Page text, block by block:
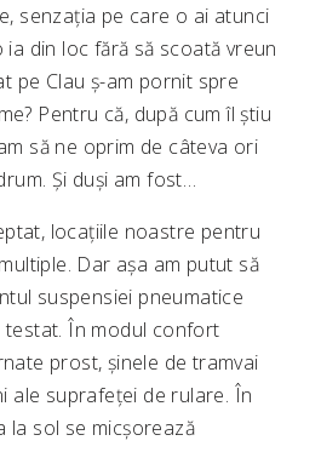
senzația pe care o ai atunci
din loc fără să scoată vreun
pe Clau ș-am pornit spre
Pentru că, după cum îl știu
să ne oprim de câteva ori
Și duși am fost…
locațiile noastre pentru
Dar așa am putut să
suspensiei pneumatice
În modul confort
prost, șinele de tramvai
ale suprafeței de rulare. În
la sol se micșorează